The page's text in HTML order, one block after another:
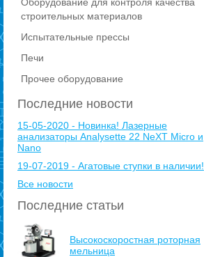
строительных материалов
Испытательные прессы
Печи
Прочее оборудование
Последние новости
15-05-2020 - Новинка! Лазерные
анализаторы Analysette 22 NeXT Micro и
Nano
19-07-2019 - Агатовые ступки в наличии!
Все новости
Последние статьи
Высокоскоростная роторная
мельница